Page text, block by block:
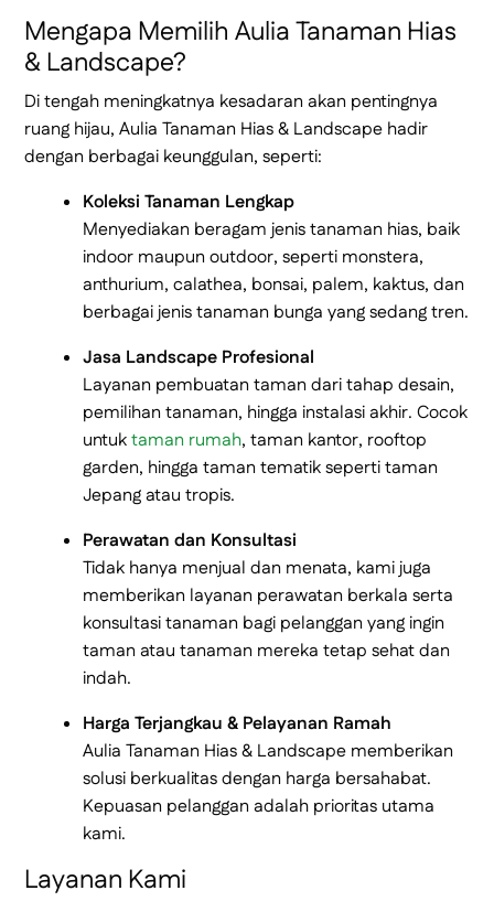
Mengapa Memilih Aulia Tanaman Hias
& Landscape?
Di tengah meningkatnya kesadaran akan pentingnya
ruang hijau, Aulia Tanaman Hias & Landscape hadir
dengan berbagai keunggulan, seperti:
Koleksi Tanaman Lengkap
Menyediakan beragam jenis tanaman hias, baik
indoor maupun outdoor, seperti monstera,
anthurium, calathea, bonsai, palem, kaktus, dan
berbagai jenis tanaman bunga yang sedang tren.
Jasa Landscape Profesional
Layanan pembuatan taman dari tahap desain,
pemilihan tanaman, hingga instalasi akhir. Cocok
untuktaman rumah, taman kantor, rooftop
garden, hingga taman tematik seperti taman
Jepang atau tropis.
Perawatan dan Konsultasi
Tidak hanya menjual dan menata, kami juga
memberikan layanan perawatan berkala serta
konsultasi tanaman bagi pelanggan yang ingin
taman atau tanaman mereka tetap sehat dan
indah.
Harga Terjangkau & Pelayanan Ramah
Aulia Tanaman Hias & Landscape memberikan
solusi berkualitas dengan harga bersahabat.
Kepuasan pelanggan adalah prioritas utama
kami.
Layanan Kami